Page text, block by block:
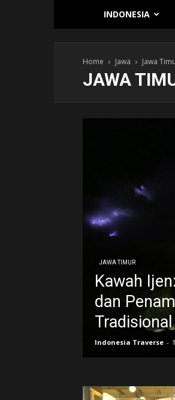
Traverse.id
INDONESIA
Home Jawa Jawa
JAWA
JAWA TIMUR
Kawah
dan
Tradisional
Indonesia Traverse -